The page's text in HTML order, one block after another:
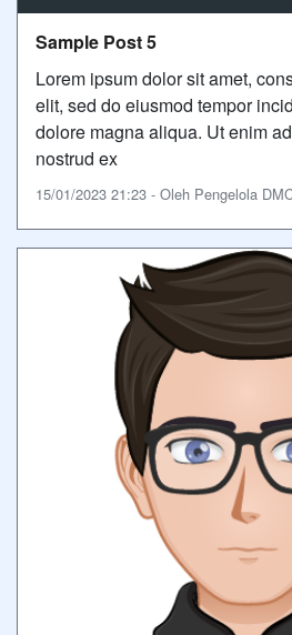
Sample Post 5
Lorem ipsum dolor sit amet,
elit, sed do eiusmod tempor
dolore magna aliqua. Ut enim
nostrud ex
15/01/2023 21:23 - Oleh Pengelola